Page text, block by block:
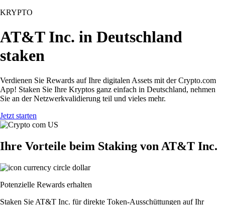
KRYPTO
AT&T Inc. in Deutschland
staken
Verdienen Sie Rewards auf Ihre digitalen Assets mit der Crypto.com
App! Staken Sie Ihre Kryptos ganz einfach in Deutschland, nehmen
Sie an der Netzwerkvalidierung teil und vieles mehr.
Jetzt starten
Ihre Vorteile beim Staking von AT&T Inc.
Potenzielle Rewards erhalten
Staken Sie AT&T Inc. für direkte Token-Ausschüttungen auf Ihr